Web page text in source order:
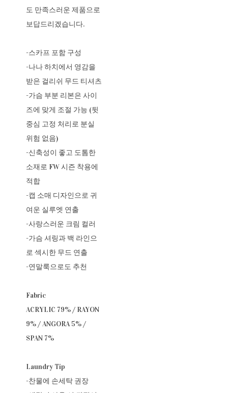
도 만족스러운 제품으로
보답드리겠습니다.
-스카프 포함 구성
-나나 하치에서 영감을
받은 걸리쉬 무드 티셔츠
-가슴 부분 리본은 사이
즈에 맞게 조절 가능 (뒷
중심 고정 처리로 분실
위험 없음)
-신축성이 좋고 도톰한
소재로 FW 시즌 착용에
적합
-캡 소매 디자인으로 귀
여운 실루엣 연출
-사랑스러운 크림 컬러
-가슴 셔링과 백 라인으
로 섹시한 무드 연출
-연말룩으로도 추천
Fabric
ACRYLIC 79% / RAYON
9% / ANGORA 5% /
SPAN 7%
Laundry Tip
-찬물에 손세탁 권장